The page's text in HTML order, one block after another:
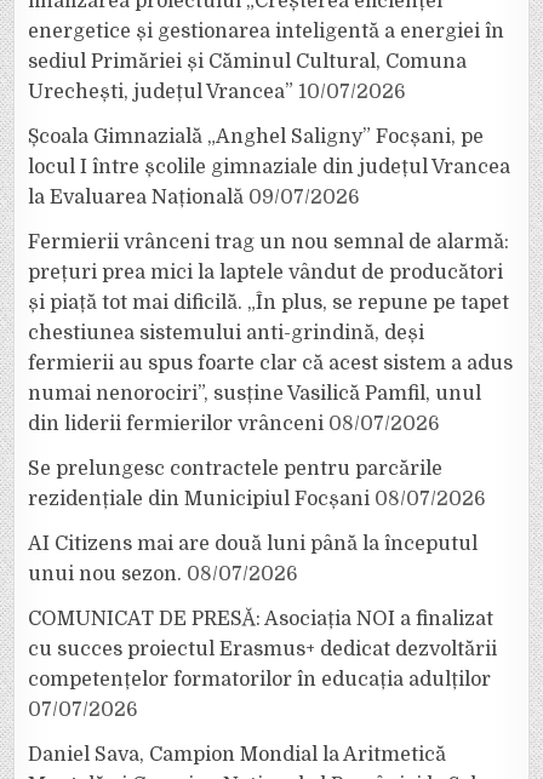
energetice și gestionarea inteligentă a energiei în
sediul Primăriei și Căminul Cultural, Comuna
Urechești, județul Vrancea” 10/07/2026
Școala Gimnazială „Anghel Saligny” Focșani, pe
locul I între școlile gimnaziale din județul Vrancea
la Evaluarea Națională 09/07/2026
Fermierii vrânceni trag un nou semnal de alarmă:
prețuri prea mici la laptele vândut de producători
și piață tot mai dificilă. „În plus, se repune pe tapet
chestiunea sistemului anti-grindină, deși
fermierii au spus foarte clar că acest sistem a adus
numai nenorociri”, susține Vasilică Pamfil, unul
din liderii fermierilor vrânceni 08/07/2026
Se prelungesc contractele pentru parcările
rezidențiale din Municipiul Focșani 08/07/2026
AI Citizens mai are două luni până la începutul
unui nou sezon. 08/07/2026
COMUNICAT DE PRESĂ: Asociația NOI a finalizat
cu succes proiectul Erasmus+ dedicat dezvoltării
competențelor formatorilor în educația adulților
07/07/2026
Daniel Sava, Campion Mondial la Aritmetică